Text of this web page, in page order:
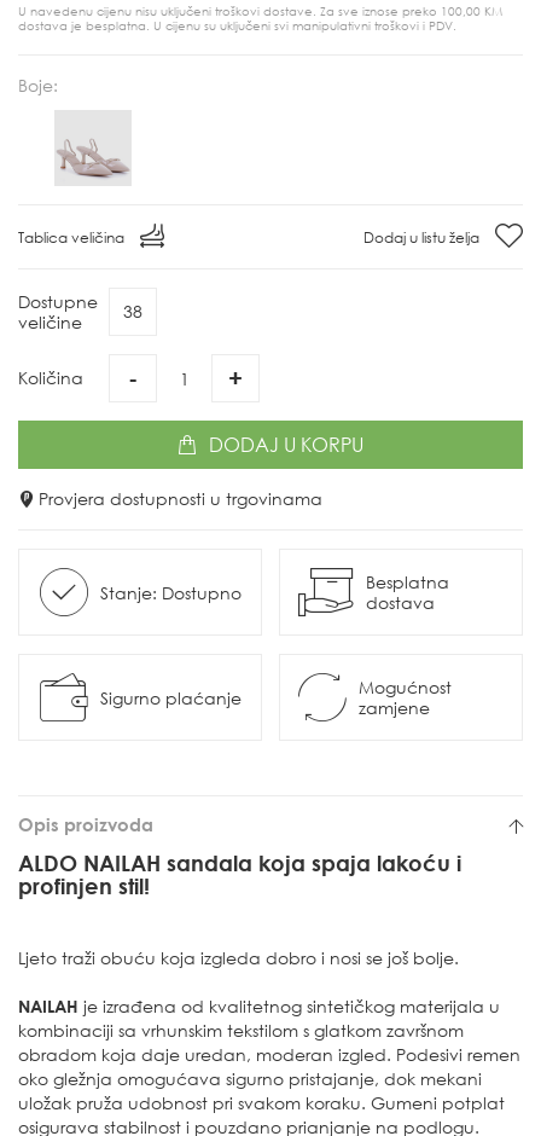
U navedenu cijenu nisu uključeni troškovi dostave. Za sve iznose preko 100,00 KM
dostava je besplatna. U cijenu su uključeni svi manipulativni troškovi i PDV.
Boje:
Tablica veličina Dodaj u listu želja
Dostupne
veličine
38
Količina - +
DODAJ U KORPU
Provjera dostupnosti u trgovinama
Stanje: Dostupno
Besplatna
dostava
Sigurno plaćanje
Mogućnost
zamjene
Opis proizvoda
ALDO NAILAH sandala koja spaja lakoću i
profinjen stil!
Ljeto traži obuću koja izgleda dobro i nosi se još bolje.
NAILAH je izrađena od kvalitetnog sintetičkog materijala u
kombinaciji sa vrhunskim tekstilom s glatkom završnom
obradom koja daje uredan, moderan izgled. Podesivi remen
oko gležnja omogućava sigurno pristajanje, dok mekani
uložak pruža udobnost pri svakom koraku. Gumeni potplat
osigurava stabilnost i pouzdano prianjanje na podlogu.